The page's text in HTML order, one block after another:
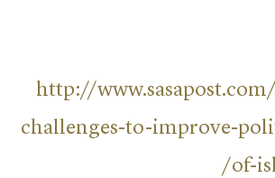
http://
challenges-to-improve-
of-